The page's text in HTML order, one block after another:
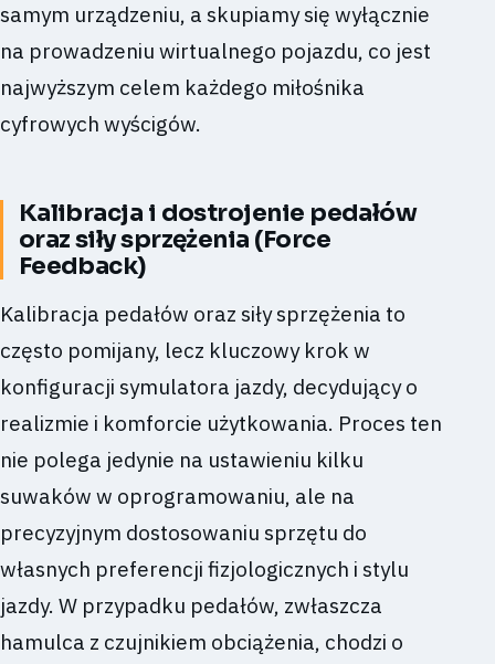
samym urządzeniu, a skupiamy się wyłącznie
na prowadzeniu wirtualnego pojazdu, co jest
najwyższym celem każdego miłośnika
cyfrowych wyścigów.
Kalibracja i dostrojenie pedałów
oraz siły sprzężenia (Force
Feedback)
Kalibracja pedałów oraz siły sprzężenia to
często pomijany, lecz kluczowy krok w
konfiguracji symulatora jazdy, decydujący o
realizmie i komforcie użytkowania. Proces ten
nie polega jedynie na ustawieniu kilku
suwaków w oprogramowaniu, ale na
precyzyjnym dostosowaniu sprzętu do
własnych preferencji fizjologicznych i stylu
jazdy. W przypadku pedałów, zwłaszcza
hamulca z czujnikiem obciążenia, chodzi o